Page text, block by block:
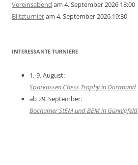
Vereinsabend am 4. September 2026 18:00
Blitzturnieram 4. September 2026 19:30
INTERESSANTE TURNIERE
1.-9. August:
Sparkassen Chess Trophy in Dortmund
ab 29. September:
Bochumer StEM und BEM in Günnigfeld